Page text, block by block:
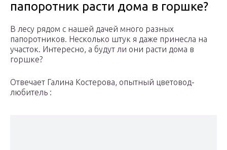
папоротник расти дома в горшке?
В лесу рядом с нашей дачей много разных
папоротников. Несколько штук я даже принесла на
участок. Интересно, а будут ли они расти дома в
горшке?
Отвечает Галина Костерова, опытный цветовод-
любитель :